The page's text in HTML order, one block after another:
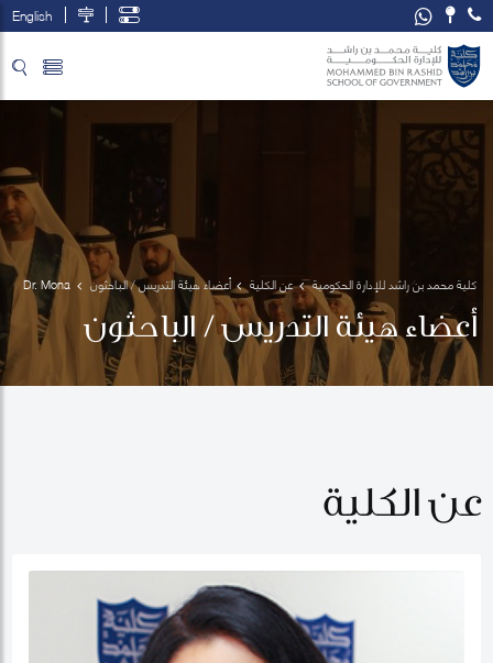
English
كلية محمد بن راشد للإدارة الحكومية عن الكلية أعضاء هيئة التدريس / الباحثون
Sholkamy
أعضاء هيئة التدريس / الباحثون
عن الكلية